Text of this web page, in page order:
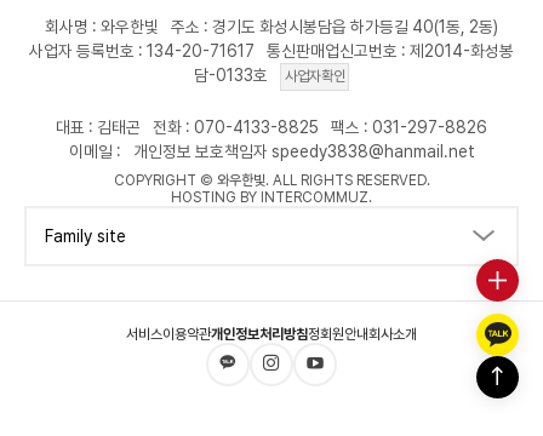
서비스이용약관개인정보처리방침정회원안내회사소개
회사명 : 와우한빛
주소 : 경기도 화성시봉담읍 하가등길 40(1동, 2동)
사업자 등록번호 : 134-20-71617
통신판매업신고번호 : 제2014-화성봉
담-0133호
사업자확인
대표 : 김태곤 전화 : 070-4133-8825
팩스 : 031-297-8826
이메일 :
개인정보 보호책임자 speedy3838@hanmail.net
COPYRIGHT © 와우한빛. ALL RIGHTS RESERVED.
HOSTING BY INTERCOMMUZ.
Family site